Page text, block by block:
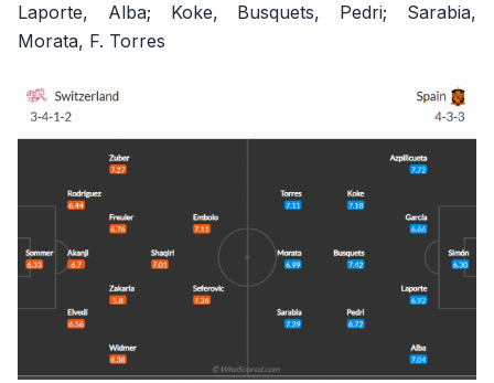
Laporte, Alba; Koke, Busquets, Pedri; Sarabia,
Morata, F. Torres